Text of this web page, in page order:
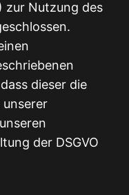
zur Nutzung des
dieser die
der DSGVO